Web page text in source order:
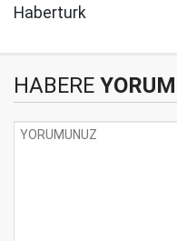
Haberturk
HABERE